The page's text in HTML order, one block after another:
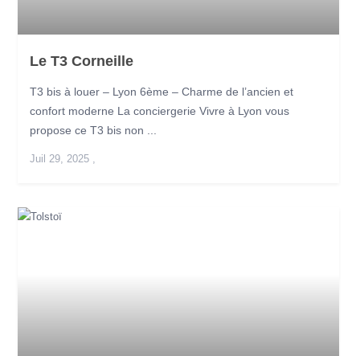
Le T3 Corneille
T3 bis à louer – Lyon 6ème – Charme de l’ancien et
confort moderne La conciergerie Vivre à Lyon vous
propose ce T3 bis non ...
Juil 29, 2025,